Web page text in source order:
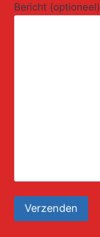
Bericht (optioneel)